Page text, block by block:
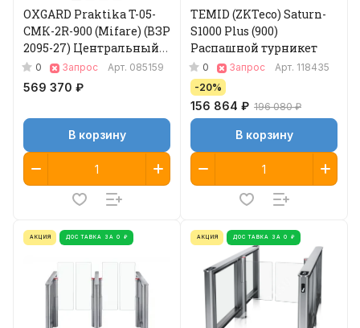
OXGARD Praktika T-05-
CMК-2R-900 (Mifare) (ВЗР
2095-27) Центральный
модуль турникета
0 Запрос Арт. 085159
569 370 ₽
В корзину
TEMID (ZKTeco) Saturn-
S1000 Plus (900)
Распашной турникет
0 Запрос Арт. 118435
-20%
156 864 ₽ 196 080 ₽
В корзину
АКЦИЯ ДОСТАВКА ЗА 0 ₽ АКЦИЯ ДОСТАВКА ЗА 0 ₽